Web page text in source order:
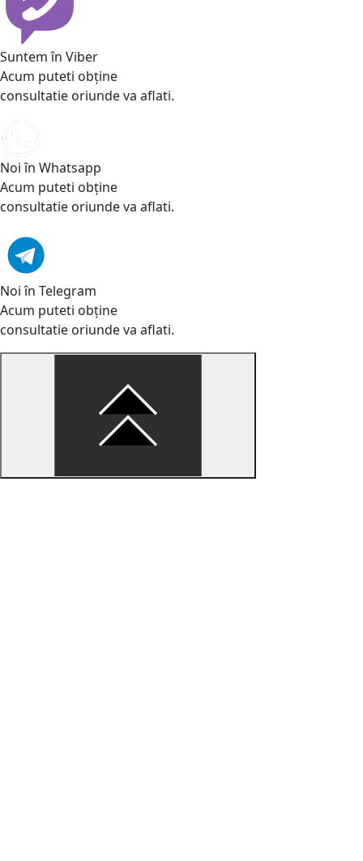
Suntem în Viber
Acum puteti obține
consultatie oriunde va aflati.
Noi în Whatsapp
Acum puteti obține
consultatie oriunde va aflati.
Noi în Telegram
Acum puteti obține
consultatie oriunde va aflati.